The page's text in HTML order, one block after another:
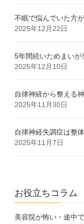
不眠で悩んでいた方
2025年12月22日
5年間続いためまいが
2025年12月10日
自律神経から整える
2025年11月30日
自律神経失調症は整
2025年11月7日
お役立ちコラム
美容院が怖い・途中